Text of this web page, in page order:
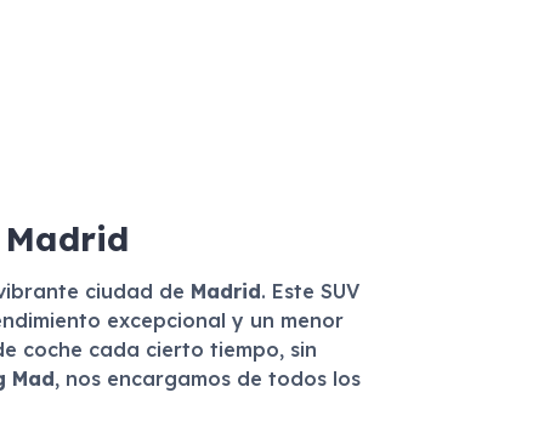
ciudad de Madrid. Este SUV
excepcional y un menor
coche cada cierto tiempo, sin
Mad, nos encargamos de todos los